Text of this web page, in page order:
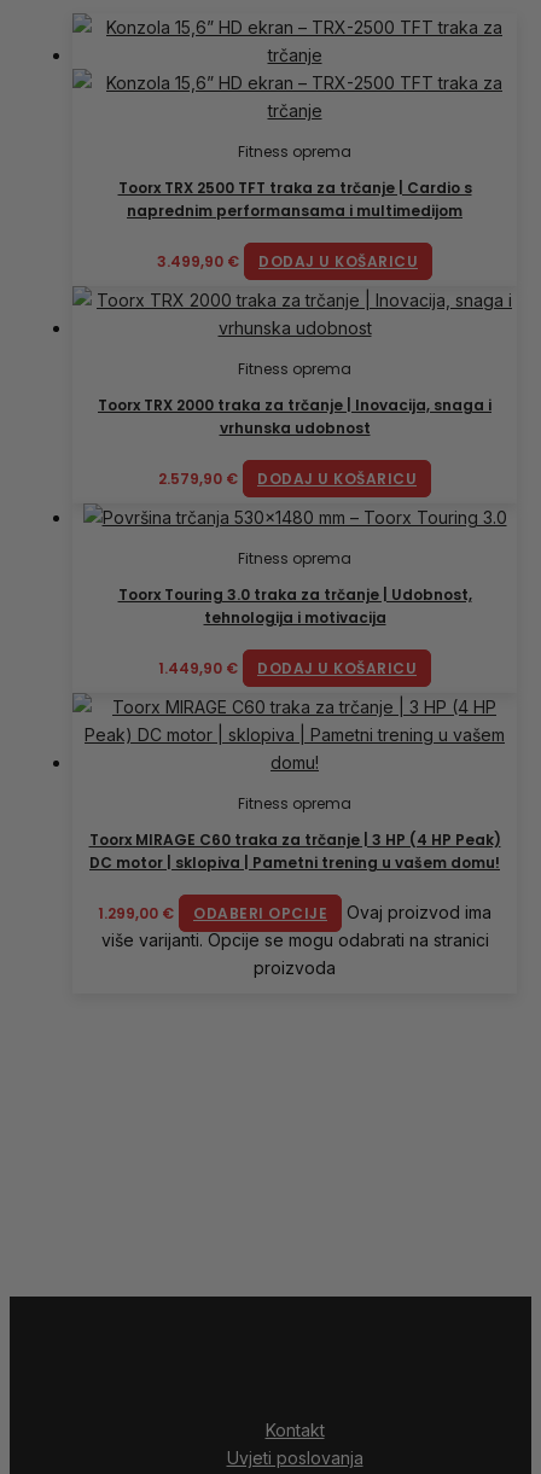
Fitness oprema
Toorx TRX 2500 TFT traka za trčanje | Cardio s
naprednim performansama i multimedijom
3.499,90 € DODAJ U KOŠARICU
Fitness oprema
Toorx TRX 2000 traka za trčanje | Inovacija, snaga i
vrhunska udobnost
2.579,90 € DODAJ U KOŠARICU
Fitness oprema
Toorx Touring 3.0 traka za trčanje | Udobnost,
tehnologija i motivacija
1.449,90 € DODAJ U KOŠARICU
Fitness oprema
Toorx MIRAGE C60 traka za trčanje | 3 HP (4 HP Peak)
DC motor | sklopiva | Pametni trening u vašem domu!
1.299,00 € ODABERI OPCIJE
Ovaj proizvod ima
više varijanti. Opcije se mogu odabrati na stranici
proizvoda
Kontakt
Uvjeti poslovanja